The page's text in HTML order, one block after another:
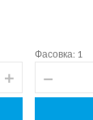
Фасовка: 1